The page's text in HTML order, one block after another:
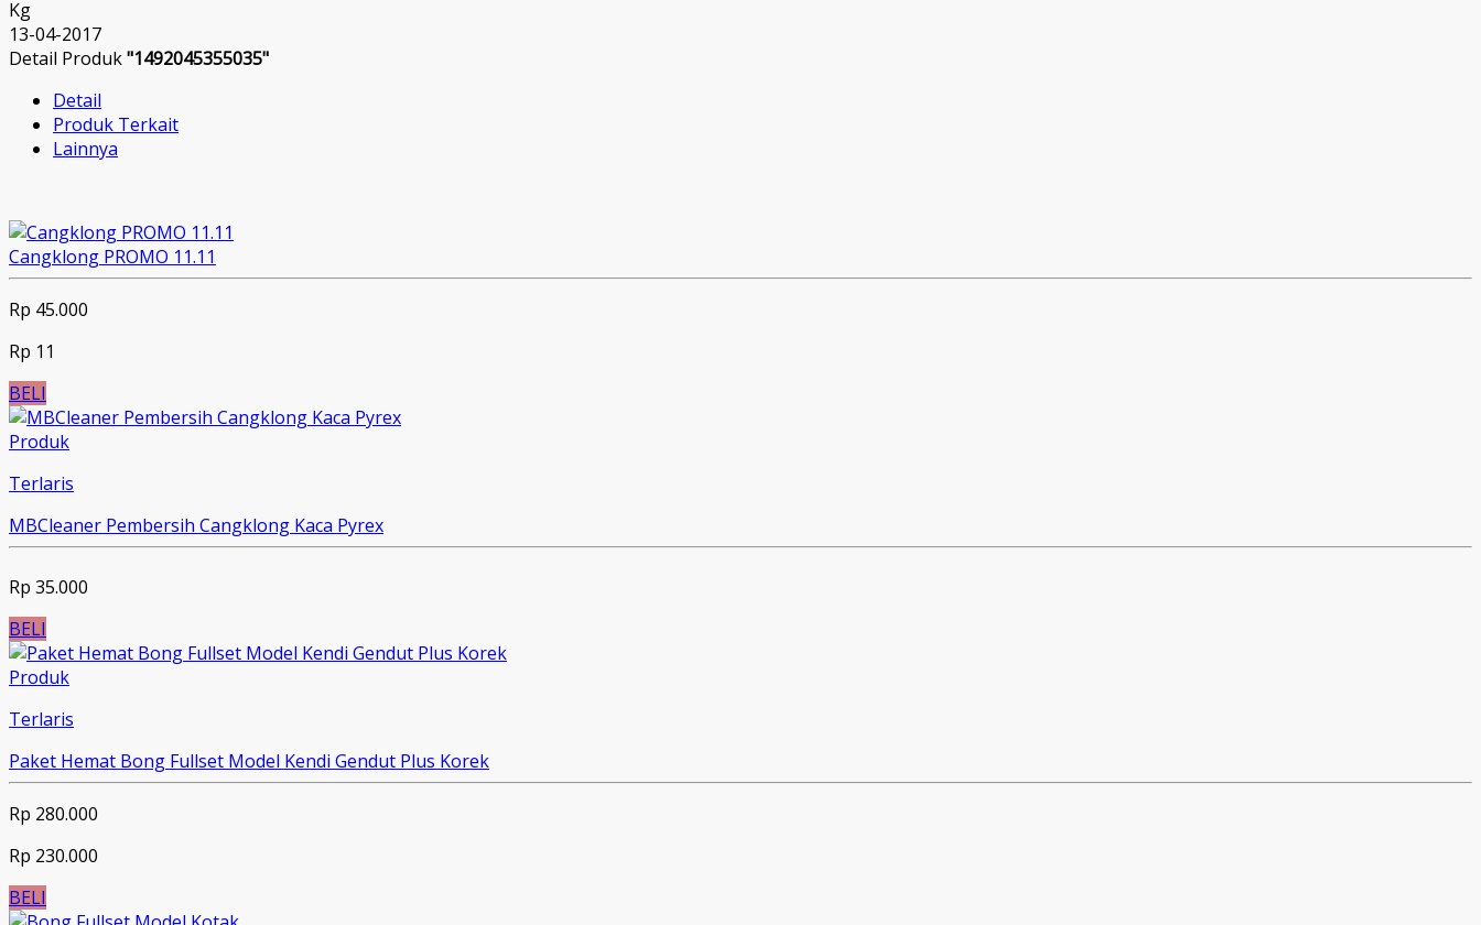
Kg
13-04-2017
Detail Produk"1492045355035"
Detail
Produk Terkait
Lainnya
Cangklong PROMO 11.11
Rp 45.000
Rp 11
BELI
Produk
Terlaris
MBCleaner Pembersih Cangklong Kaca Pyrex
Rp 35.000
BELI
Produk
Terlaris
Paket Hemat Bong Fullset Model Kendi Gendut Plus Korek
Rp 280.000
Rp 230.000
BELI